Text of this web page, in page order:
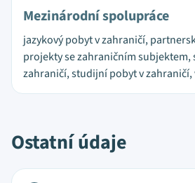
Mezinárodní spolupráce
jazykový pobyt v zahraničí,
projekty se zahraničním
zahraničí, studijní pobyt v
Ostatní údaje